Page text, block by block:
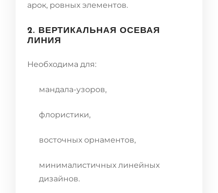
арок, ровных элементов.
2. ВЕРТИКАЛЬНАЯ ОСЕВАЯ
ЛИНИЯ
Необходима для:
мандала-узоров,
флористики,
восточных орнаментов,
минималистичных линейных
дизайнов.